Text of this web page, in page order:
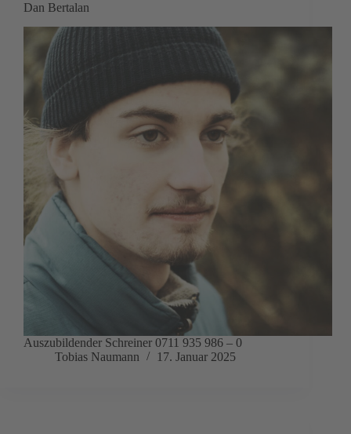
Dan Bertalan
Auszubildender Schreiner 0711 935 986 – 0
Tobias Naumann
17. Januar 2025